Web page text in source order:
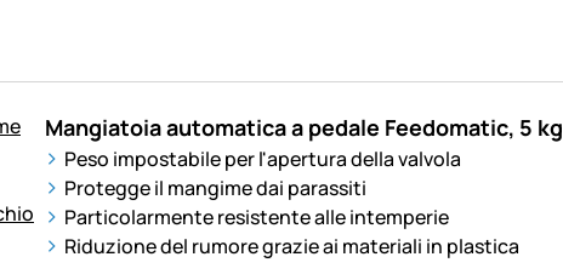
Mangiatoia automatica a pedale Feedomatic, 5 kg
Peso impostabile per l'apertura della valvola
Protegge il mangime dai parassiti
Particolarmente resistente alle intemperie
Riduzione del rumore grazie ai materiali in plastica